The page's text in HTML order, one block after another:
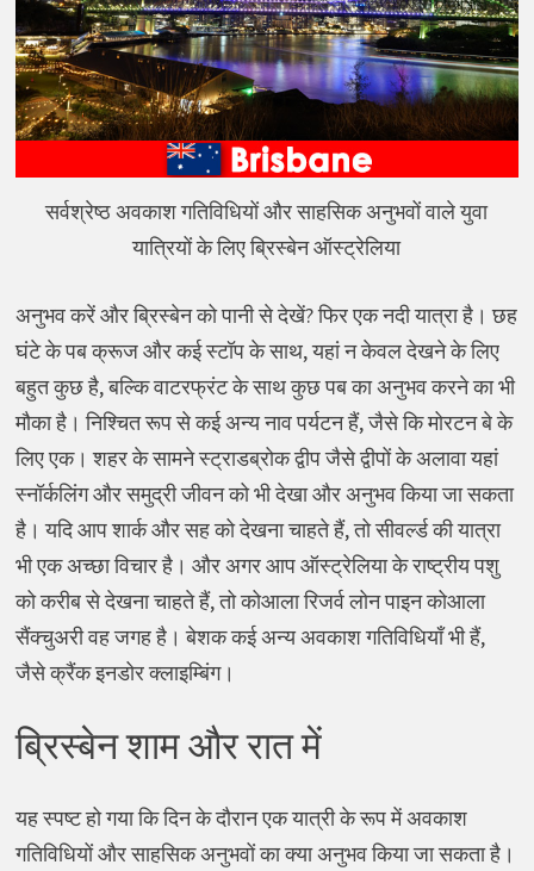
सर्वश्रेष्ठ अवकाश गतिविधियों और साहसिक अनुभवों वाले युवा
यात्रियों के लिए ब्रिस्बेन ऑस्ट्रेलिया
अनुभव करें और ब्रिस्बेन को पानी से देखें? फिर एक नदी यात्रा है। छह
घंटे के पब क्रूज और कई स्टॉप के साथ, यहां न केवल देखने के लिए
बहुत कुछ है, बल्कि वाटरफ्रंट के साथ कुछ पब का अनुभव करने का भी
मौका है। निश्चित रूप से कई अन्य नाव पर्यटन हैं, जैसे कि मोरटन बे के
लिए एक। शहर के सामने स्ट्राडब्रोक द्वीप जैसे द्वीपों के अलावा यहां
स्नॉर्कलिंग और समुद्री जीवन को भी देखा और अनुभव किया जा सकता
है। यदि आप शार्क और सह को देखना चाहते हैं, तो सीवर्ल्ड की यात्रा
भी एक अच्छा विचार है। और अगर आप ऑस्ट्रेलिया के राष्ट्रीय पशु
को करीब से देखना चाहते हैं, तो कोआला रिजर्व लोन पाइन कोआला
सैंक्चुअरी वह जगह है। बेशक कई अन्य अवकाश गतिविधियाँ भी हैं,
जैसे क्रैंक इनडोर क्लाइम्बिंग।
ब्रिस्बेन शाम और रात में
यह स्पष्ट हो गया कि दिन के दौरान एक यात्री के रूप में अवकाश
गतिविधियों और साहसिक अनुभवों का क्या अनुभव किया जा सकता है।